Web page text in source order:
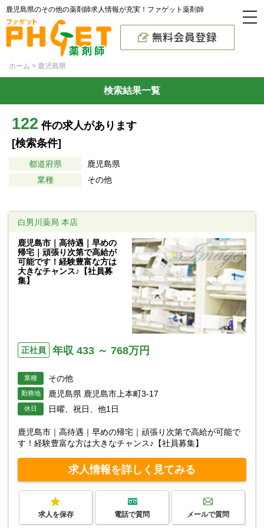
鹿児島県のその他の薬剤師求人情報が充実！ファゲット薬剤師
ホーム 鹿児島県
検索結果一覧
122 件の求人があります
[検索条件]
都道府県
鹿児島県
業種
その他
白男川薬局 本店
鹿児島市｜高待遇｜早めの
帰宅｜頑張り次第で高給が
可能です！経験豊富な方は
大きなチャンス♪【社員募
集】
正社員 年収 433 ～ 768万円
業種 その他
勤務地 鹿児島県 鹿児島市上本町3-17
休日 日曜、祝日、他1日
鹿児島市｜高待遇｜早めの帰宅｜頑張り次第で高給が可能で
す！経験豊富な方は大きなチャンス♪【社員募集】
求人情報を詳しく見てみる
求人を保存 電話で質問 メールで質問